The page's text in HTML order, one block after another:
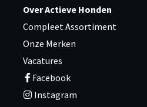
Over Actieve Honden
Compleet Assortiment
Onze Merken
Vacatures
Facebook
Instagram